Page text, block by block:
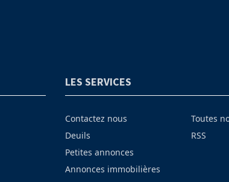
LES SERVICES
Contactez nous
Deuils
Petites annonces
Annonces immobilières
Toutes
RSS